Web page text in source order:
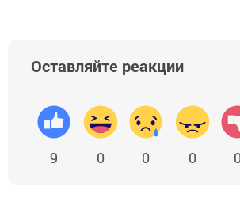
Оставляйте реакции
9 0 0 0 0